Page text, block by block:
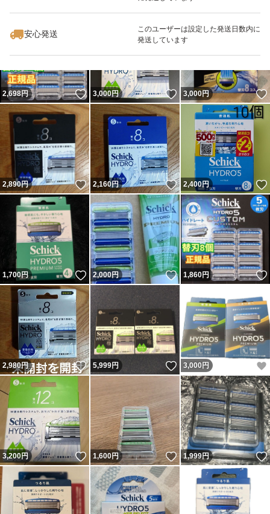
安心発送
このユーザーは設定した発送日数内に
発送しています
いいね！
2,380
2,698円 いいね！
3,000円 いいね！
3,000円
2,890円 いいね！
2,160円 いいね！
2,400円
1,700円 いいね！
2,000円 いいね！
1,860円
2,980円 いいね！
5,999円 いいね！
3,000 円
3,200円 いいね！
1,600円 いいね！
1,999円